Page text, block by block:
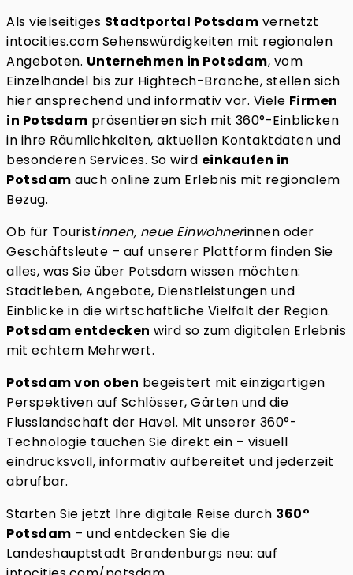
Als vielseitiges Stadtportal Potsdam vernetzt
intocities.com Sehenswürdigkeiten mit regionalen
Angeboten. Unternehmen in Potsdam, vom
Einzelhandel bis zur Hightech-Branche, stellen sich
hier ansprechend und informativ vor. Viele Firmen
in Potsdam präsentieren sich mit 360°-Einblicken
in ihre Räumlichkeiten, aktuellen Kontaktdaten und
besonderen Services. So wird einkaufen in
Potsdam auch online zum Erlebnis mit regionalem
Bezug.
Ob für Touristinnen, neue Einwohnerinnen oder
Geschäftsleute – auf unserer Plattform finden Sie
alles, was Sie über Potsdam wissen möchten:
Stadtleben, Angebote, Dienstleistungen und
Einblicke in die wirtschaftliche Vielfalt der Region.
Potsdam entdecken wird so zum digitalen Erlebnis
mit echtem Mehrwert.
Potsdam von oben begeistert mit einzigartigen
Perspektiven auf Schlösser, Gärten und die
Flusslandschaft der Havel. Mit unserer 360°-
Technologie tauchen Sie direkt ein – visuell
eindrucksvoll, informativ aufbereitet und jederzeit
abrufbar.
Starten Sie jetzt Ihre digitale Reise durch 360°
Potsdam – und entdecken Sie die
Landeshauptstadt Brandenburgs neu: auf